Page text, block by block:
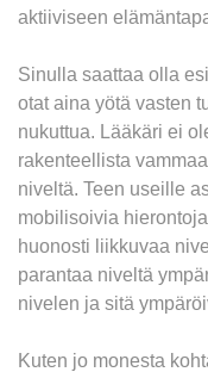
aktiiviseen
Sinulla saattaa olla
otat aina yötä vasten
nukuttua. Lääkäri ei
rakenteellista
niveltä. Teen useille
mobilisoivia
huonosti liikkuvaa
parantaa niveltä
nivelen ja sitä
Kuten jo monesta